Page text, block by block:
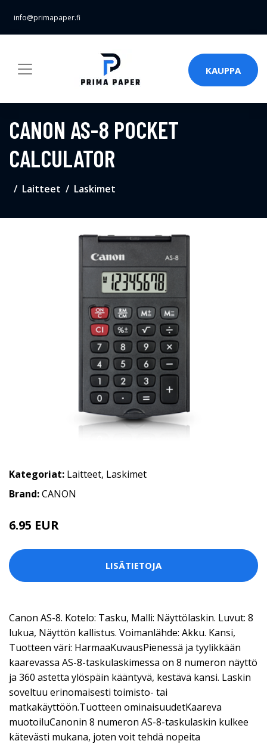
info@primapaper.fi
KAUPPA
CANON AS-8 POCKET
CALCULATOR
Laitteet Laskimet
Kategoriat: Laitteet, Laskimet
Brand:CANON
6.95 EUR
LISÄTIETOJA
Canon AS-8. Kotelo: Tasku, Malli: Näyttölaskin. Luvut: 8
lukua, Näyttön kallistus. Voimanlähde: Akku. Kansi,
Tuotteen väri: HarmaaKuvausPienessä ja tyylikkään
kaarevassa AS-8-taskulaskimessa on 8 numeron näyttö
ja 360 astetta ylöspäin kääntyvä, kestävä kansi. Laskin
soveltuu erinomaisesti toimisto- tai
matkakäyttöön.Tuotteen ominaisuudetKaareva
muotoiluCanonin 8 numeron AS-8-taskulaskin kulkee
kätevästi mukana, joten voit tehdä nopeita